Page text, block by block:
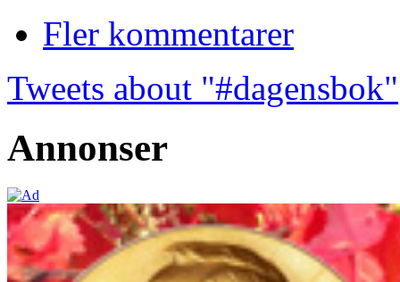
Fler kommentarer
Tweets about "#dagensbok"
Annonser